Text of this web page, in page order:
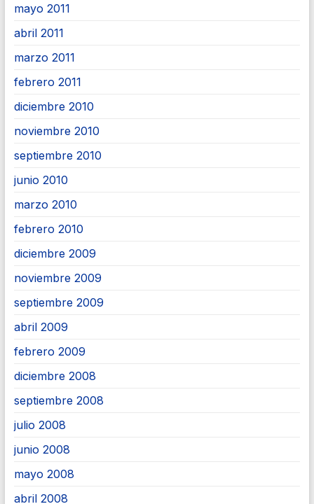
mayo 2011
abril 2011
marzo 2011
febrero 2011
diciembre 2010
noviembre 2010
septiembre 2010
junio 2010
marzo 2010
febrero 2010
diciembre 2009
noviembre 2009
septiembre 2009
abril 2009
febrero 2009
diciembre 2008
septiembre 2008
julio 2008
junio 2008
mayo 2008
abril 2008